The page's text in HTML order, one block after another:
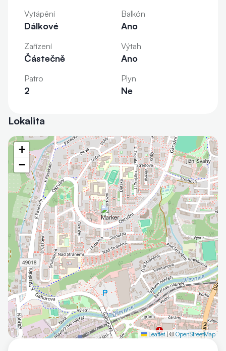
Vytápění
Dálkové
Balkón
Ano
Zařízení
Částečně
Výtah
Ano
Patro
2
Plyn
Ne
Lokalita
+
−
Leaflet | © OpenStreetMap